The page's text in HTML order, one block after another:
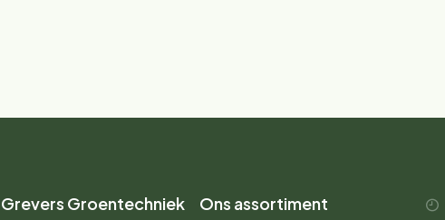
Grevers Groentechniek Ons assortiment